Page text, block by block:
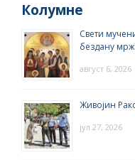
Колумне
Свети
бездану
август 6, 2026
Живојин
јул 27, 2026